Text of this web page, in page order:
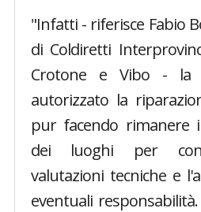
"Infatti - riferisce Fabio
di Coldiretti
Crotone e Vibo - la
autorizzato la
pur facendo rimanere
dei luoghi per
valutazioni tecniche e
eventuali